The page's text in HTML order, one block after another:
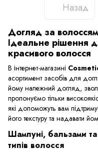
Назад
Догляд за
Ідеальне рішення
красивого волосся
В інтернет-магазині
асортимент засобів для
йому належний догляд,
пропонуємо тільки
які допоможуть вам
його текстуру та надавати
Шампуні, бальзами
типів волосся